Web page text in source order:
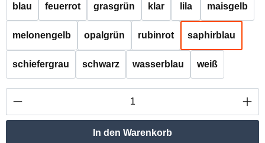
blau feuerrot grasgrün klar lila maisgelb
melonengelb opalgrün rubinrot saphirblau
schiefergrau schwarz wasserblau weiß
Produkt Anzahl: Gib den gewünschten
In den Warenkorb